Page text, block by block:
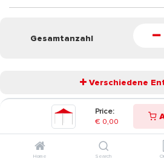
Price:
€ 0,00
Home Search
Gesamtanzahl
Verschiedene
START